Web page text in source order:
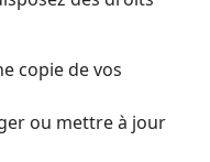
copie de vos
ou mettre à jour